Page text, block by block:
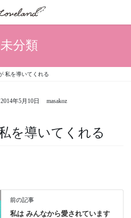
未分類
私を導いてくれる
2014年5月10日 masakoz
を導いてくれる
前の記事
私は みんなから愛されています